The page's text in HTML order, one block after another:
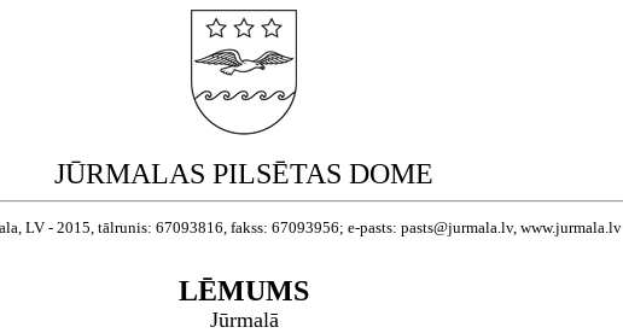
JŪRMALAS PILSĒTAS DOME
LV - 2015, tālrunis: 67093816, fakss: 67093956; e-pasts: pasts@jurmala.lv, www.jurmala.lv
LĒMUMS
Jūrmalā